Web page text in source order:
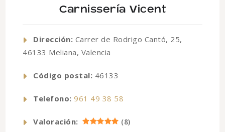
Carnissería Vicent
Dirección: Carrer de Rodrigo Cantó, 25,
46133 Meliana, Valencia
Código postal: 46133
Telefono: 961 49 38 58
Valoración: (8)